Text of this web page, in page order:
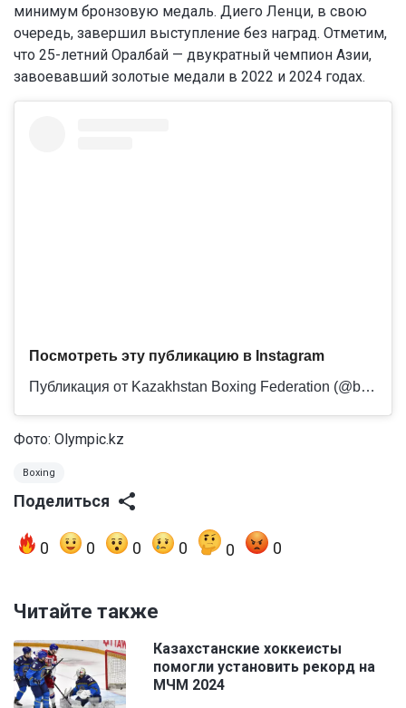
минимум бронзовую медаль. Диего Ленци, в свою
очередь, завершил выступление без наград. Отметим,
что 25-летний Оралбай — двукратный чемпион Азии,
завоевавший золотые медали в 2022 и 2024 годах.
Посмотреть эту публикацию в Instagram
Публикация от Kazakhstan Boxing Federation (@boxingkazakhstan)
Фото: Olympic.kz
Boxing
Поделиться
0 0 0 0 0 0
Читайте также
Казахстанские хоккеисты
помогли установить рекорд на
МЧМ 2024